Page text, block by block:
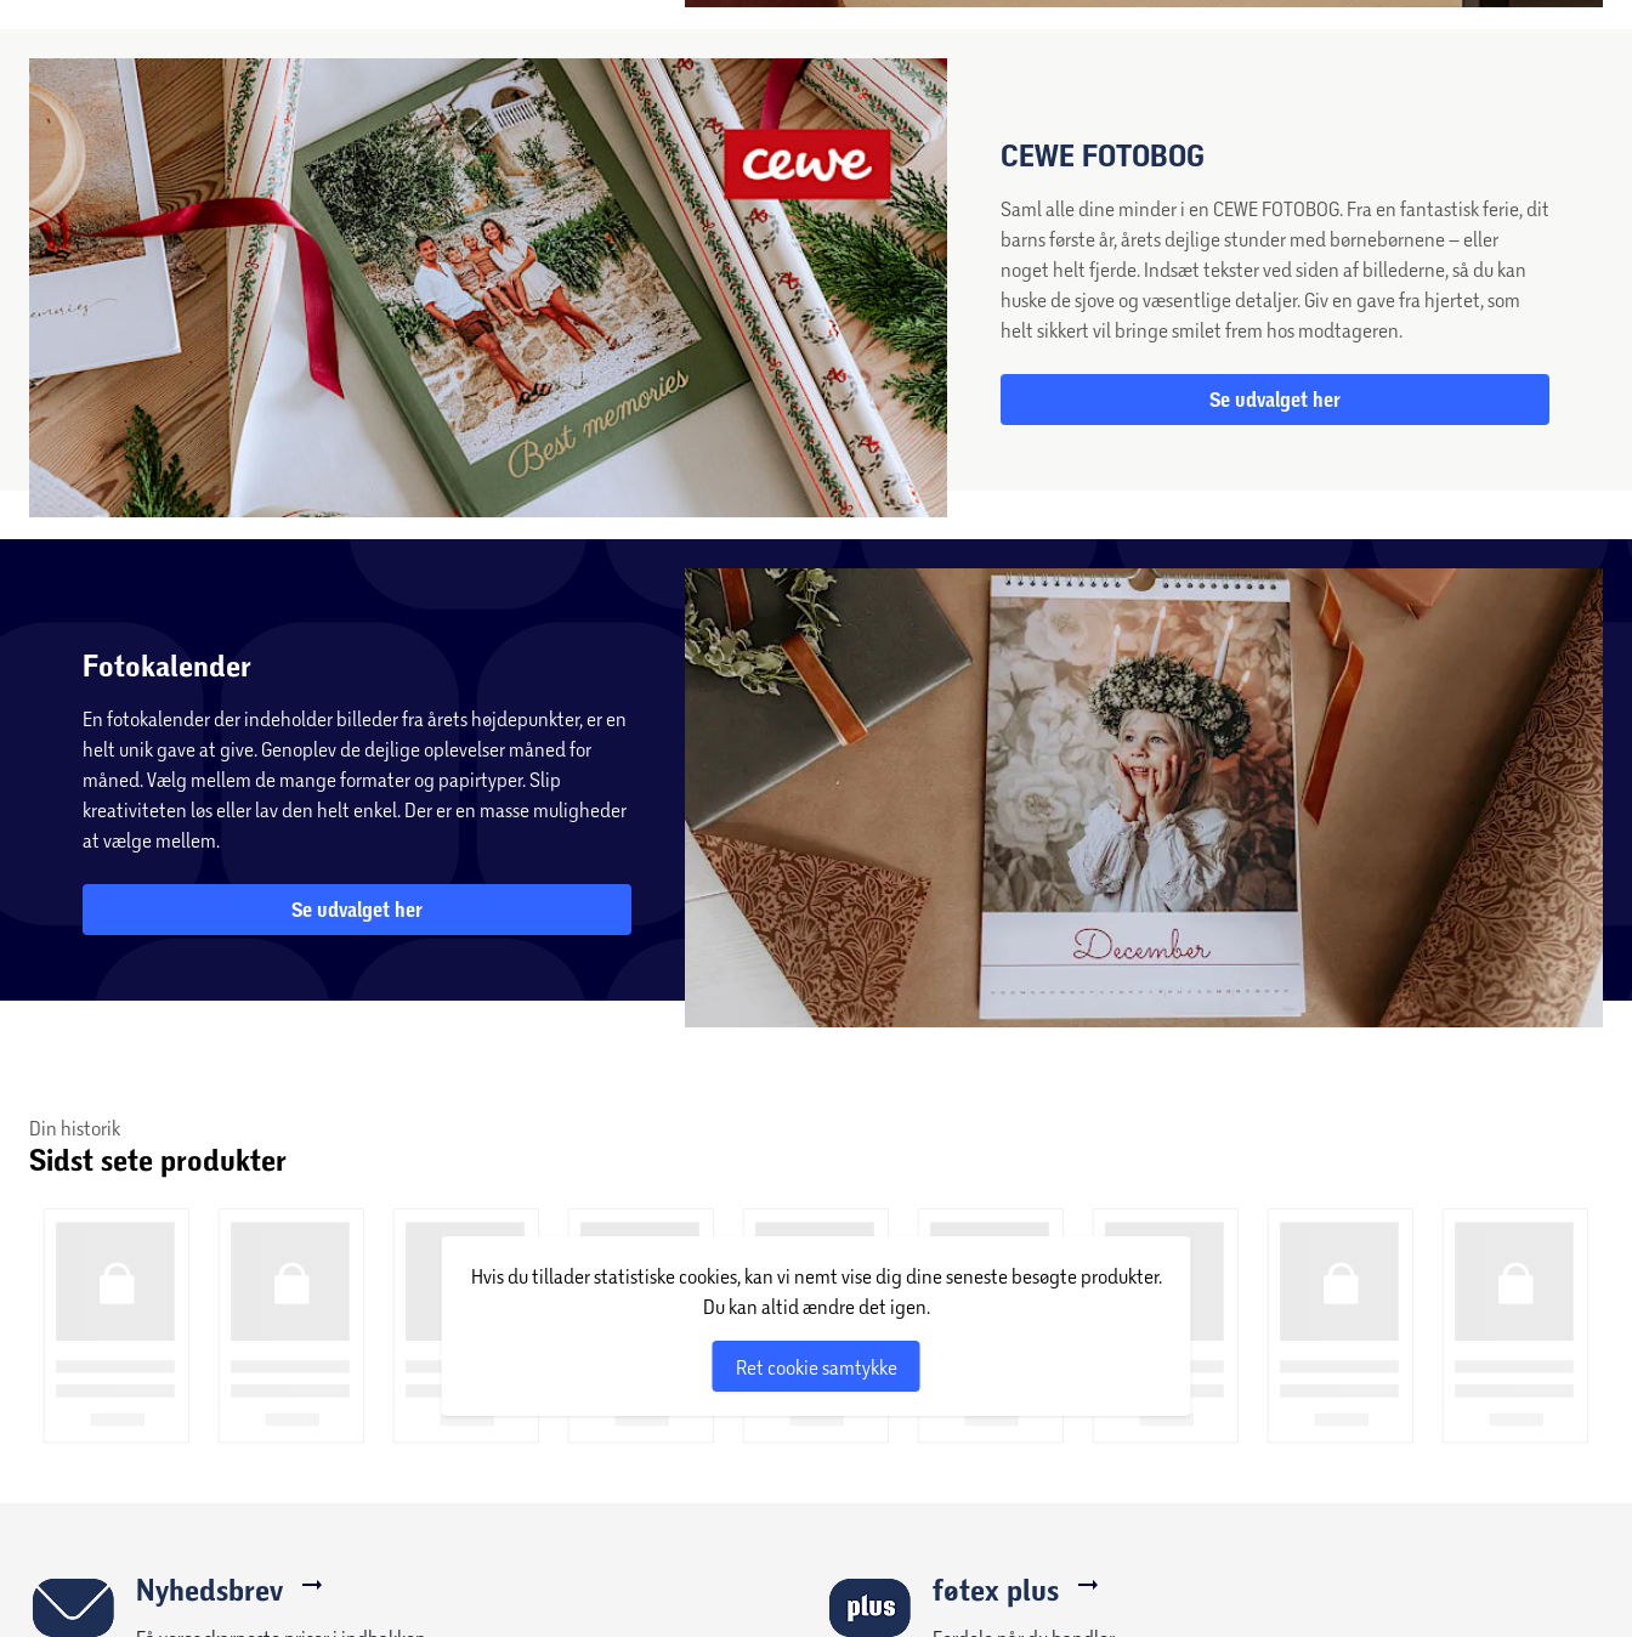
CEWE FOTOBOG
Saml alle dine minder i en CEWE FOTOBOG. Fra en fantastisk ferie, dit
barns første år, årets dejlige stunder med børnebørnene – eller
noget helt fjerde. Indsæt tekster ved siden af billederne, så du kan
huske de sjove og væsentlige detaljer. Giv en gave fra hjertet, som
helt sikkert vil bringe smilet frem hos modtageren.
Se udvalget her
Fotokalender
En fotokalender der indeholder billeder fra årets højdepunkter, er en
helt unik gave at give. Genoplev de dejlige oplevelser måned for
måned. Vælg mellem de mange formater og papirtyper. Slip
kreativiteten løs eller lav den helt enkel. Der er en masse muligheder
at vælge mellem.
Se udvalget her
Din historik
Sidst sete produkter
Hvis du tillader statistiske cookies, kan vi nemt vise dig dine seneste besøgte produkter.
Du kan altid ændre det igen.
Ret cookie samtykke
Nyhedsbrev føtex plus